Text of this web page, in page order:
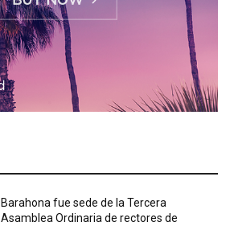
Barahona fue sede de la Tercera
Asamblea Ordinaria de rectores de